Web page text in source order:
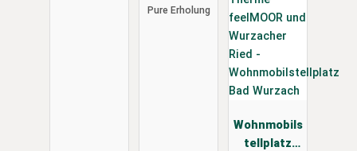
Pure Erholung
Wohnmobils
tellplatz